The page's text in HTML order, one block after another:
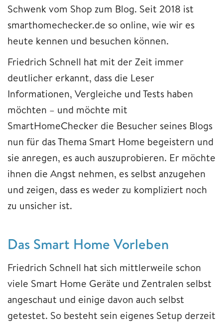
Schwenk vom Shop zum Blog. Seit 2018 ist
smarthomechecker.de so online, wie wir es
heute kennen und besuchen können.
Friedrich Schnell hat mit der Zeit immer
deutlicher erkannt, dass die Leser
Informationen, Vergleiche und Tests haben
möchten – und möchte mit
SmartHomeChecker die Besucher seines Blogs
nun für das Thema Smart Home begeistern und
sie anregen, es auch auszuprobieren. Er möchte
ihnen die Angst nehmen, es selbst anzugehen
und zeigen, dass es weder zu kompliziert noch
zu unsicher ist.
Das Smart Home Vorleben
Friedrich Schnell hat sich mittlerweile schon
viele Smart Home Geräte und Zentralen selbst
angeschaut und einige davon auch selbst
getestet. So besteht sein eigenes Setup derzeit